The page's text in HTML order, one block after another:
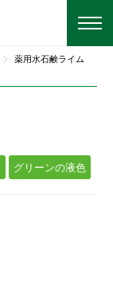
薬用水石鹸ライム
グリーンの液色